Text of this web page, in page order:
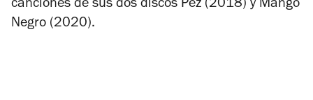
canciones de sus dos discos Pez (2018) y Mango
Negro (2020).